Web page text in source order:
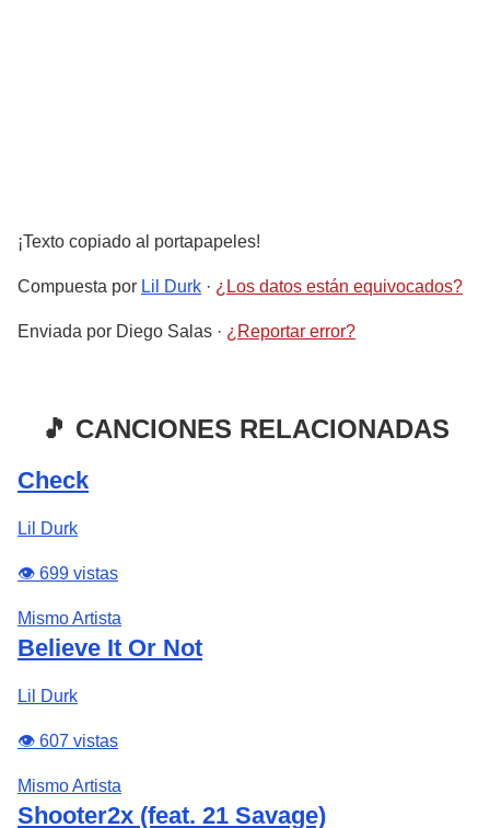
¡Texto copiado al portapapeles!
Compuesta por Lil Durk · ¿Los datos están equivocados?
Enviada por Diego Salas · ¿Reportar error?
🎵 CANCIONES RELACIONADAS
Check
Lil Durk
👁️ 699 vistas
Mismo Artista
Believe It Or Not
Lil Durk
👁️ 607 vistas
Mismo Artista
Shooter2x (feat. 21 Savage)